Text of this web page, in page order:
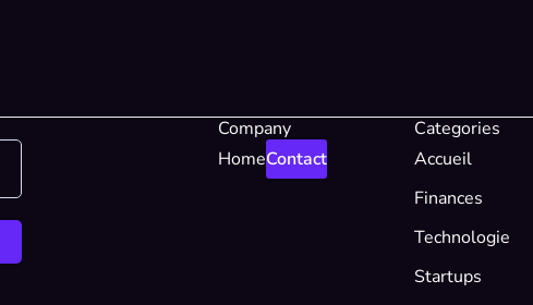
Company
HomeContact
Categories
Accueil
Finances
Technologie
Startups